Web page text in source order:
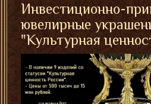
Инвестиционно-
ювелирные
"Культурная